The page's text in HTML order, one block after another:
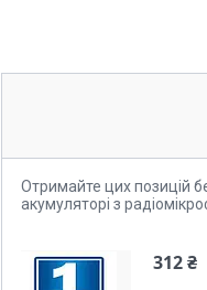
Отримайте цих позицій
акумуляторі з
312 ₴